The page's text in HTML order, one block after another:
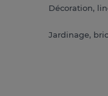
Décoration,
Jardinage,